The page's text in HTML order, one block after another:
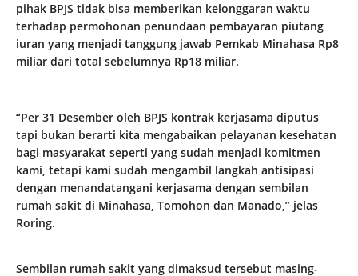
pihak BPJS tidak bisa memberikan kelonggaran waktu
terhadap permohonan penundaan pembayaran piutang
iuran yang menjadi tanggung jawab Pemkab Minahasa Rp8
miliar dari total sebelumnya Rp18 miliar.
“Per 31 Desember oleh BPJS kontrak kerjasama diputus
tapi bukan berarti kita mengabaikan pelayanan kesehatan
bagi masyarakat seperti yang sudah menjadi komitmen
kami, tetapi kami sudah mengambil langkah antisipasi
dengan menandatangani kerjasama dengan sembilan
rumah sakit di Minahasa, Tomohon dan Manado,” jelas
Roring.
Sembilan rumah sakit yang dimaksud tersebut masing-